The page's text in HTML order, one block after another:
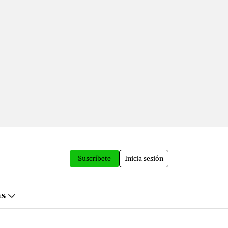
Suscríbete Inicia sesión